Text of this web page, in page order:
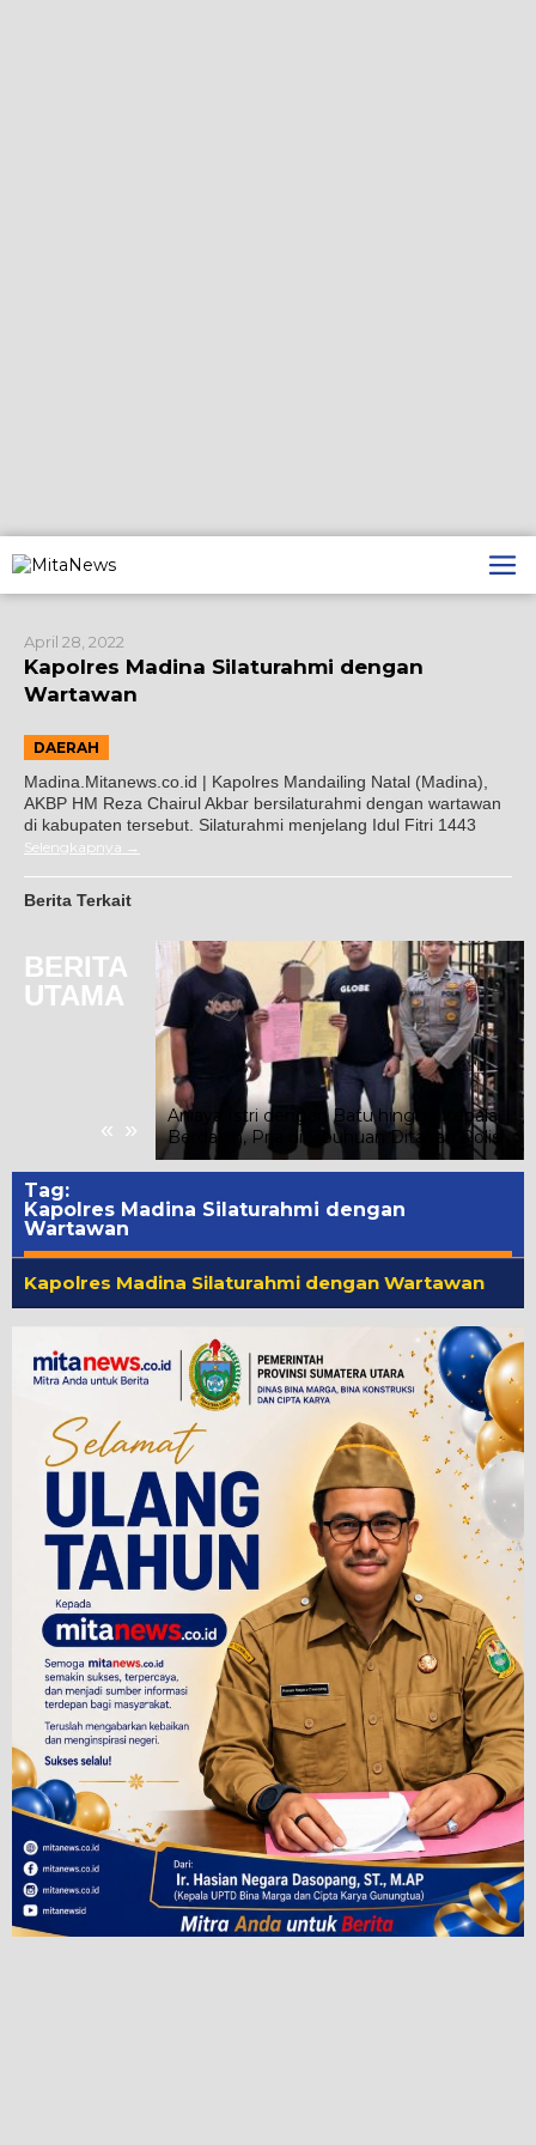
ke
konten
April 28, 2022
Kapolres Madina Silaturahmi dengan
Wartawan
DAERAH
Madina.Mitanews.co.id | Kapolres Mandailing Natal (Madina),
AKBP HM Reza Chairul Akbar bersilaturahmi dengan wartawan
di kabupaten tersebut. Silaturahmi menjelang Idul Fitri 1443
Selengkapnya
Berita Terkait
BERITA
UTAMA
« »
Daerah
Aniaya Istri dengan Batu hingga Kepala
Berdarah, Pria di Sibuhuan Ditahan Polisi
Tag:
Kapolres Madina Silaturahmi dengan
Wartawan
Kapolres Madina Silaturahmi dengan Wartawan